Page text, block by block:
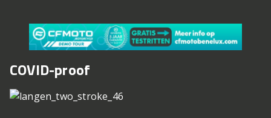
COVID-proof